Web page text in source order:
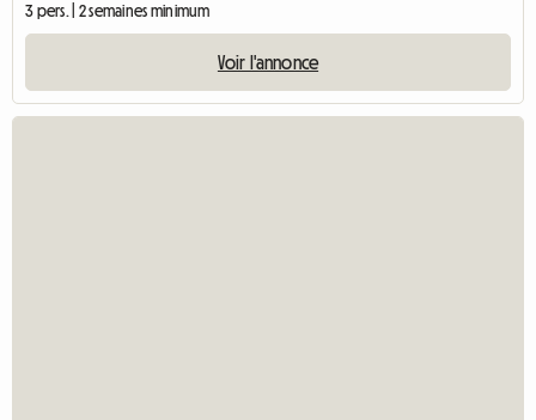
3 pers. | 2 semaines minimum
Voir l'annonce